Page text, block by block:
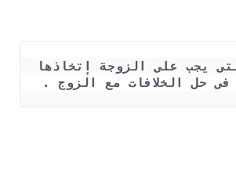
فى حل الخلافات مع الزوج .